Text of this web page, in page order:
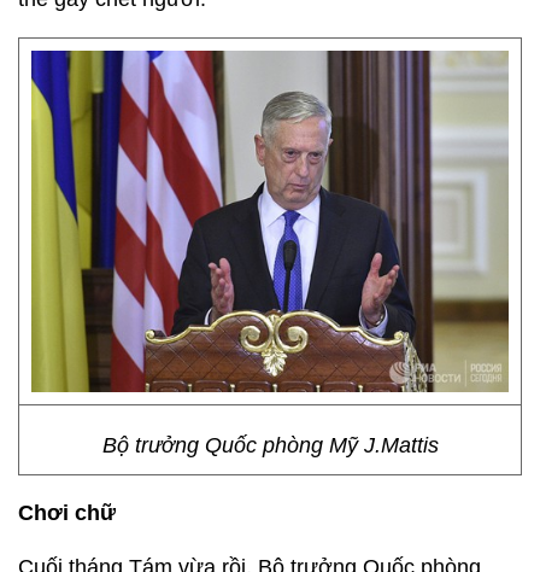
Bộ trưởng Quốc phòng Mỹ J.Mattis
Chơi chữ
Cuối tháng Tám vừa rồi, Bộ trưởng Quốc phòng